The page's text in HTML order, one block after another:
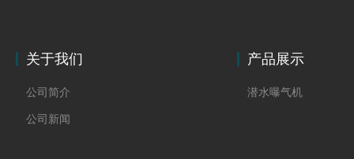
关于我们
公司简介
公司新闻
产品展示
潜水曝气机